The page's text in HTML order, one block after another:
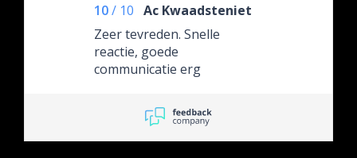
kon het gewoon
toegevoegd worden aan
mijn bestelling! Eerst keer
wat besteld goed behandeld
en netjes en verzorgd
10/ 10 Ac Kwaadsteniet
Zeer tevreden. Snelle
reactie, goede
communicatie erg